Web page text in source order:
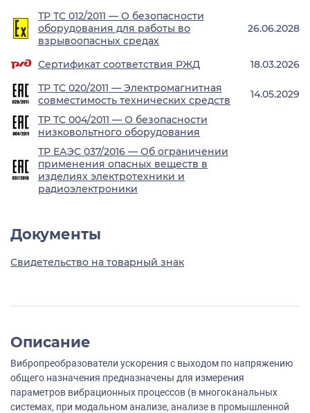
ТР ТС 012/2011 — О безопасности
оборудования для работы во
взрывоопасных средах
26.06.2028
Сертификат соответствия РЖД
18.03.2026
ТР ТС 020/2011 — Электромагнитная
совместимость технических средств
14.05.2029
ТР ТС 004/2011 — О безопасности
низковольтного оборудования
ТР ЕАЭС 037/2016 — Об ограничении
применения опасных веществ в
изделиях электротехники и
радиоэлектроники
Документы
Свидетельство на товарный знак
Описание
Вибропреобразователи ускорения с выходом по напряжению
общего назначения предназначены для измерения
параметров вибрационных процессов (в многоканальных
системах, при модальном анализе, анализе в промышленной